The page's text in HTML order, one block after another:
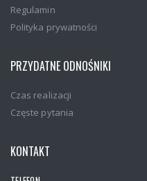
Regulamin
Polityka prywatności
PRZYDATNE ODNOŚNIKI
Czas realizacji
Częste pytania
KONTAKT